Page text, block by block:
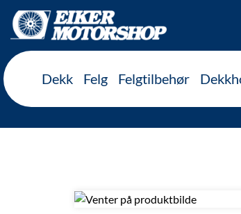
Dekk Felg Felgtilbehør
Inkl. mva